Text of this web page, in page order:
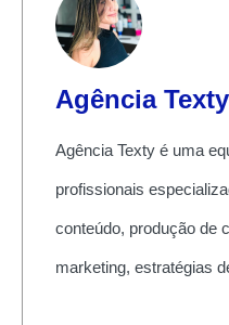
Agência Texty
Agência Texty é uma
profissionais
conteúdo, produção de
marketing, estratégias